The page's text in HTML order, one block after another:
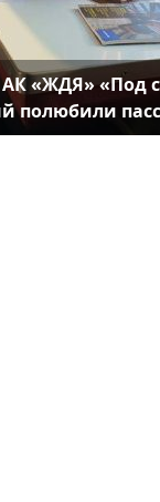
«ЖДЯ» «Под
полюбили